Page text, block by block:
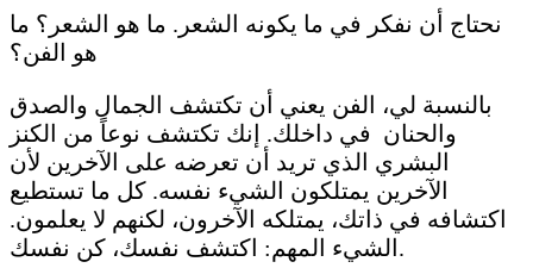
نحتاج أن نفكر في ما يكونه الشعر. ما هو الشعر؟ ما
هو الفن؟
بالنسبة لي، الفن يعني أن تكتشف الجمال والصدق
والحنان في داخلك. إنك تكتشف نوعاً من الكنز
البشري الذي تريد أن تعرضه على الآخرين لأن
الآخرين يمتلكون الشيء نفسه. كل ما تستطيع
اكتشافه في ذاتك، يمتلكه الآخرون، لكنهم لا يعلمون.
الشيء المهم: اكتشف نفسك، كن نفسك.